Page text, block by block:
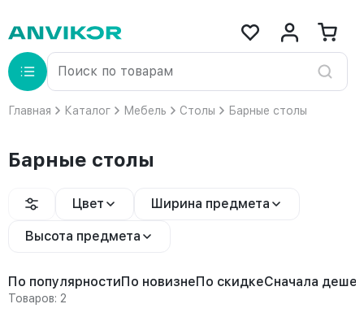
Главная Каталог Мебель Столы Барные столы
Барные столы
Цвет Ширина предмета
Высота предмета
По популярностиПо новизнеПо скидкеСначала
Товаров: 2